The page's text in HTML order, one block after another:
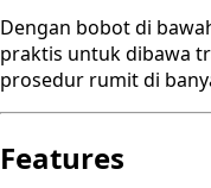
Dengan bobot di
praktis untuk dibawa
prosedur rumit di
Features